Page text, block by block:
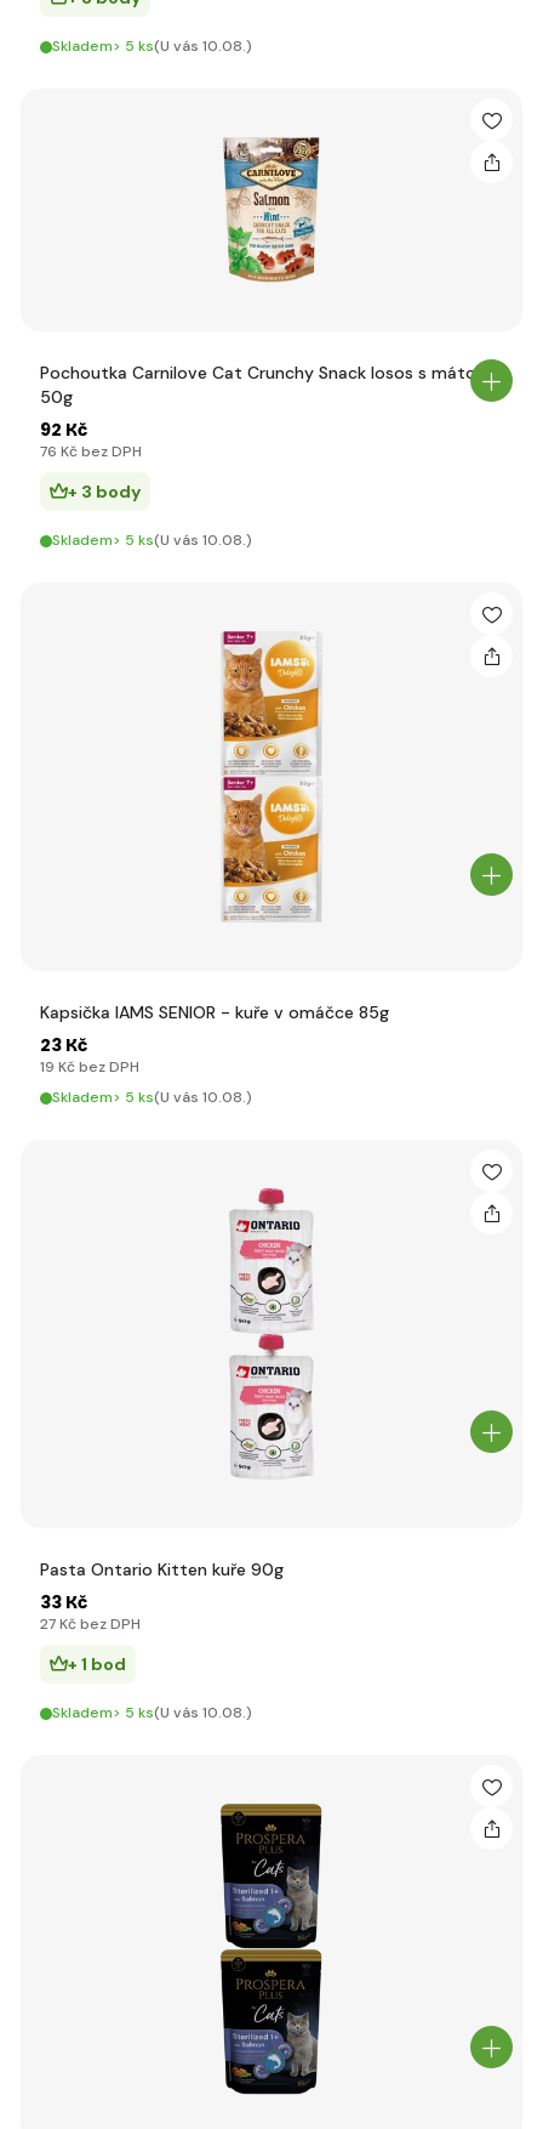
Skladem> 5 ks(U vás 10.08.)
Pochoutka Carnilove Cat Crunchy Snack losos s mátou
50g
92 Kč
76 Kč bez DPH
+ 3 body
Skladem> 5 ks(U vás 10.08.)
Kapsička IAMS SENIOR - kuře v omáčce 85g
23 Kč
19 Kč bez DPH
Skladem> 5 ks(U vás 10.08.)
Pasta Ontario Kitten kuře 90g
33 Kč
27 Kč bez DPH
+ 1 bod
Skladem> 5 ks(U vás 10.08.)